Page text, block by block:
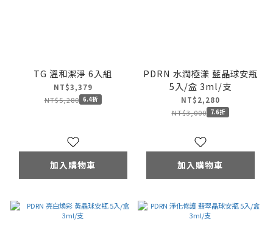
TG 溫和潔淨 6入組
NT$3,379
NT$5,280 6.4折
加入購物車
PDRN 水潤極漾 藍晶球安瓶
5入/盒 3ml/支
NT$2,280
NT$3,000 7.6折
加入購物車